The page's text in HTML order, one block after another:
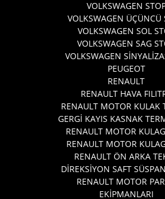
VOLKSWAGEN
VOLKSWAGEN ÜÇÜNCÜ
VOLKSWAGEN SOL
VOLKSWAGEN SAG
VOLKSWAGEN
PEUGEOT
RENAULT
RENAULT HAVA
RENAULT MOTOR KULAK
GERGİ KAYIS KASNAK
RENAULT MOTOR
RENAULT MOTOR
RENAULT ÖN ARKA
DİREKSİYON SAFT
RENAULT MOTOR
EKİPMANLARI